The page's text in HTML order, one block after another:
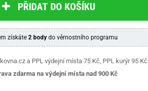
PŘIDAT DO KOŠÍKU
získáte 2 bodydo věrnostního programu
a PPL výdejní místa 75 Kč, PPL kurýr 95 Kč
zdarma na výdejní místa nad 900 Kč